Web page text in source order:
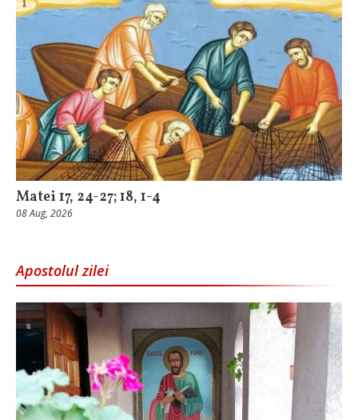
Matei 17, 24-27; 18, 1-4
08 Aug, 2026
Apostolul zilei